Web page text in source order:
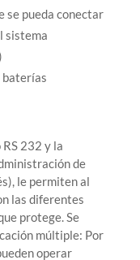
se pueda conectar
sistema
baterías
232 y la
de
le permiten al
las diferentes
protege. Se
múltiple: Por
operar